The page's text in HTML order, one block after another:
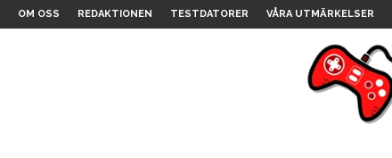
OM OSS REDAKTIONEN TESTDATORER VÅRA UTMÄRKELSER